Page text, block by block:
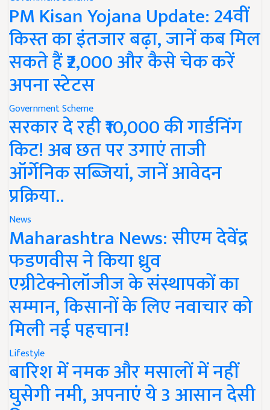
PM Kisan Yojana Update: 24वीं
किस्त का इंतजार बढ़ा, जानें कब मिल
सकते हैं ₹2,000 और कैसे चेक करें
अपना स्टेटस
Government Scheme
सरकार दे रही ₹10,000 की गार्डनिंग
किट! अब छत पर उगाएं ताजी
ऑर्गेनिक सब्जियां, जानें आवेदन
प्रक्रिया..
News
Maharashtra News: सीएम देवेंद्र
फडणवीस ने किया ध्रुव
एग्रीटेक्नोलॉजीज के संस्थापकों का
सम्मान, किसानों के लिए नवाचार को
मिली नई पहचान!
Lifestyle
बारिश में नमक और मसालों में नहीं
घुसेगी नमी, अपनाएं ये 3 आसान देसी